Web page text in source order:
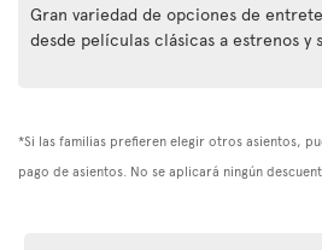
Gran variedad de opciones de
desde películas clásicas a estrenos y
*Si las familias prefieren elegir otros asientos,
pago de asientos. No se aplicará ningún